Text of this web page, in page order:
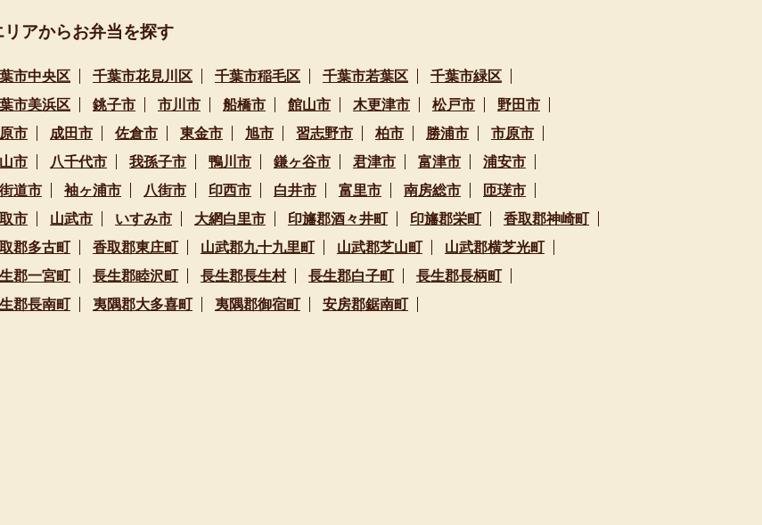
リアからお弁当を探す
市中央区 千葉市花見川区 千葉市稲毛区 千葉市若葉区
千葉市緑区
市美浜区
銚子市 市川市 船橋市 館山市 木更津市 松戸市
野田市
市
成田市 佐倉市 東金市 旭市 習志野市 柏市 勝浦市
市原市
市
八千代市 我孫子市 鴨川市 鎌ヶ谷市 君津市 富津市
浦安市
道市
袖ヶ浦市 八街市 印西市 白井市 富里市 南房総市
匝瑳市
市
山武市 いすみ市 大網白里市 印旛郡酒々井町 印旛郡栄町
香取郡神崎町
郡多古町
香取郡東庄町 山武郡九十九里町 山武郡芝山町
山武郡横芝光町
郡一宮町
長生郡睦沢町 長生郡長生村 長生郡白子町
長生郡長柄町
郡長南町
夷隅郡大多喜町 夷隅郡御宿町 安房郡鋸南町